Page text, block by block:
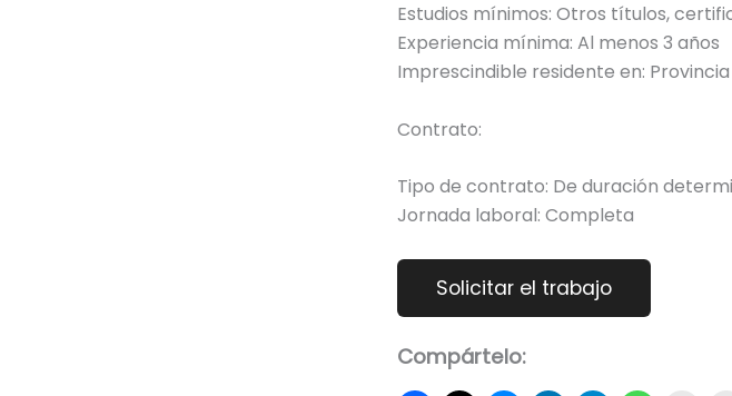
Estudios mínimos: Otros títulos,
Experiencia mínima: Al menos 3 años
Imprescindible residente en:
Contrato:
Tipo de contrato: De duración
Jornada laboral: Completa
Compártelo: